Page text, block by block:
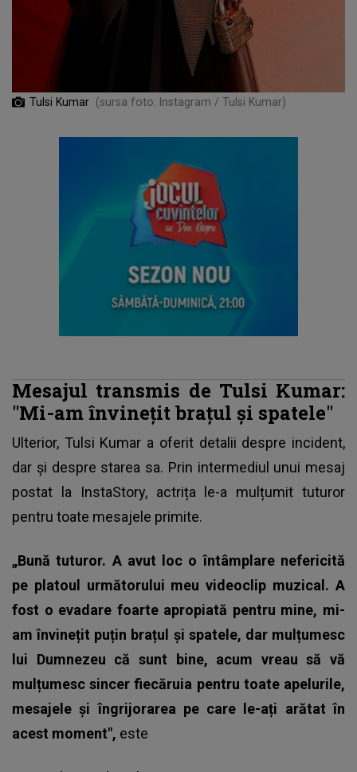
Tulsi Kumar (sursa foto: Instagram / Tulsi Kumar)
Mesajul transmis de Tulsi Kumar:
"Mi-am învinețit brațul și spatele"
Ulterior, Tulsi Kumar a oferit detalii despre incident,
dar și despre starea sa. Prin intermediul unui mesaj
postat la InstaStory, actrița le-a mulțumit tuturor
pentru toate mesajele primite.
„Bună tuturor. A avut loc o întâmplare nefericită
pe platoul următorului meu videoclip muzical. A
fost o evadare foarte apropiată pentru mine, mi-
am învinețit puțin brațul și spatele, dar mulțumesc
lui Dumnezeu că sunt bine, acum vreau să vă
mulțumesc sincer fiecăruia pentru toate apelurile,
mesajele și îngrijorarea pe care le-ați arătat în
acest moment", este